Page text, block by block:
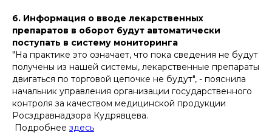
6. Информация о вводе лекарственных
препаратов в оборот будут автоматически
поступать в систему мониторинга
"На практике это означает, что пока сведения не будут
получены из нашей системы, лекарственные препараты
двигаться по торговой цепочке не будут", - пояснила
начальник управления организации государственного
контроля за качеством медицинской продукции
Росздравнадзора Кудрявцева.
Подробнее здесь